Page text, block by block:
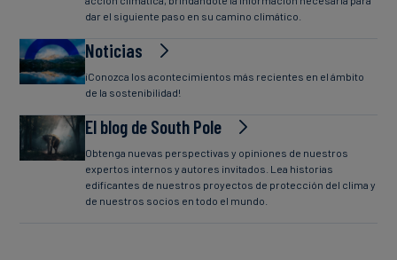
dar el siguiente paso en su camino climático.
Noticias
¡Conozca los acontecimientos más recientes en el ámbito
de la sostenibilidad!
El blog de South Pole
Obtenga nuevas perspectivas y opiniones de nuestros
expertos internos y autores invitados. Lea historias
edificantes de nuestros proyectos de protección del clima y
de nuestros socios en todo el mundo.